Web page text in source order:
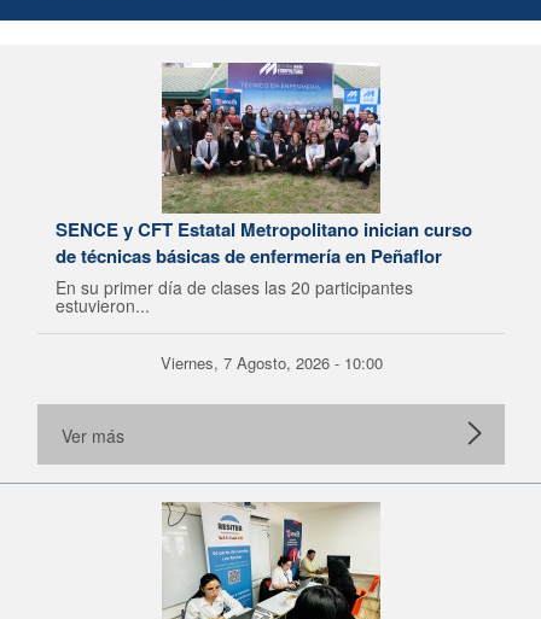
SENCE y CFT Estatal Metropolitano inician curso
de técnicas básicas de enfermería en Peñaflor
En su primer día de clases las 20 participantes
estuvieron...
Viernes, 7 Agosto, 2026 - 10:00
Ver más